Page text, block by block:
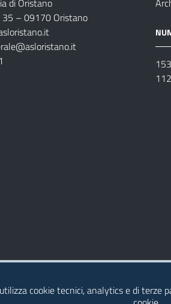
di Oristano
35 – 09170 Oristano
cookie tecnici, analytics e di terze